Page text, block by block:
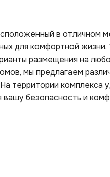
в отличном
для комфортной жизни.
размещения на
мы предлагаем
территории комплекса
безопасность и